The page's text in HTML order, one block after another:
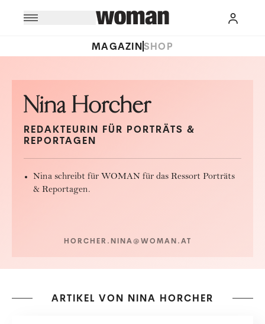
MAGAZINSHOP
Nina Horcher
REDAKTEURIN FÜR PORTRÄTS &
REPORTAGEN
Nina schreibt für WOMAN für das Ressort Porträts
& Reportagen.
HORCHER.NINA@WOMAN.AT
ARTIKEL VON NINA HORCHER